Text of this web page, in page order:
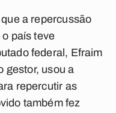
a repercussão
país teve
federal, Efraim
gestor, usou a
repercutir as
também fez